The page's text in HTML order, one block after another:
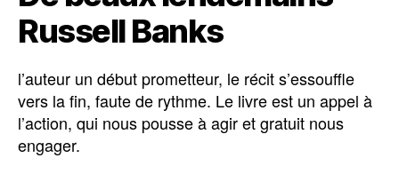
Russell Banks
l’auteur un début prometteur, le récit s’essouffle
vers la fin, faute de rythme. Le livre est un appel à
l’action, qui nous pousse à agir et gratuit nous
engager.